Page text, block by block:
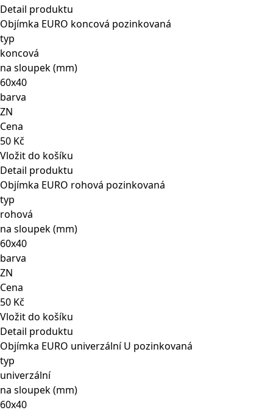
Detail produktu
Objímka EURO koncová pozinkovaná
typ
koncová
na sloupek (mm)
60x40
barva
ZN
Cena
50 Kč
Vložit do košíku
Detail produktu
Objímka EURO rohová pozinkovaná
typ
rohová
na sloupek (mm)
60x40
barva
ZN
Cena
50 Kč
Vložit do košíku
Detail produktu
Objímka EURO univerzální U pozinkovaná
typ
univerzální
na sloupek (mm)
60x40